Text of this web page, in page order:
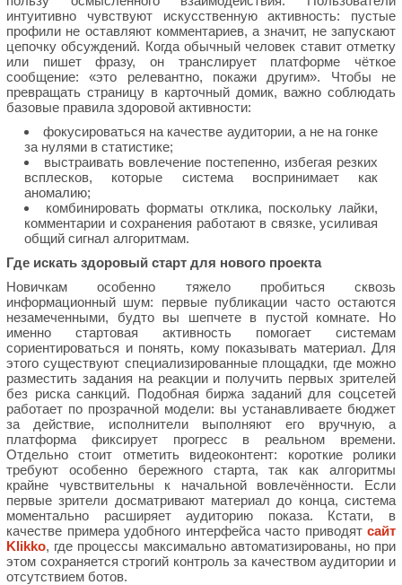
интуитивно чувствуют искусственную активность: пустые
профили не оставляют комментариев, а значит, не запускают
цепочку обсуждений. Когда обычный человек ставит отметку
или пишет фразу, он транслирует платформе чёткое
сообщение: «это релевантно, покажи другим». Чтобы не
превращать страницу в карточный домик, важно соблюдать
базовые правила здоровой активности:
фокусироваться на качестве аудитории, а не на гонке
за нулями в статистике;
выстраивать вовлечение постепенно, избегая резких
всплесков, которые система воспринимает как
аномалию;
комбинировать форматы отклика, поскольку лайки,
комментарии и сохранения работают в связке, усиливая
общий сигнал алгоритмам.
Где искать здоровый старт для нового проекта
Новичкам особенно тяжело пробиться сквозь
информационный шум: первые публикации часто остаются
незамеченными, будто вы шепчете в пустой комнате. Но
именно стартовая активность помогает системам
сориентироваться и понять, кому показывать материал. Для
этого существуют специализированные площадки, где можно
разместить задания на реакции и получить первых зрителей
без риска санкций. Подобная биржа заданий для соцсетей
работает по прозрачной модели: вы устанавливаете бюджет
за действие, исполнители выполняют его вручную, а
платформа фиксирует прогресс в реальном времени.
Отдельно стоит отметить видеоконтент: короткие ролики
требуют особенно бережного старта, так как алгоритмы
крайне чувствительны к начальной вовлечённости. Если
первые зрители досматривают материал до конца, система
моментально расширяет аудиторию показа. Кстати, в
качестве примера удобного интерфейса часто приводят сайт
Klikko, где процессы максимально автоматизированы, но при
этом сохраняется строгий контроль за качеством аудитории и
отсутствием ботов.